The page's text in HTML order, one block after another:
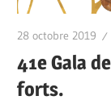
28 octobre 2019
41e Gala
forts.